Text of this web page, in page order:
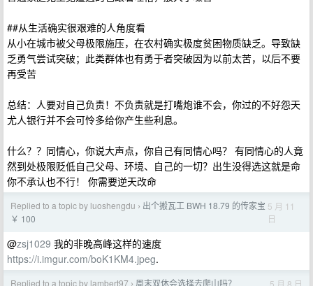
##从生活确实很艰难的人角度看
从小在城市被父母极限施压，在农村确实极度贫困物质缺乏。导致缺
乏勇气尝试突破；此类群体也有勇于者突破因为以前太苦，以后不要
再受苦
总结：人要对自己负责！不负责就是打嘴炮谁不会，你过的不好怨天
尤人银行并不会可怜多给你产生些利息。
什么？？同情心，你说大声点，你自己有同情心吗？ 有同情心的人竟
然到处极限贬低自己父母、环境、自己的一切？出生没得选这就是命
你不承认也不行！ 你需要逆天改命
Replied to a topic by luoshengdu › 出个搬瓦工 BWH 18.79 的传家宝
￥ 100
5 月 11
日
@zsj1029 我的非晚高峰这样的速度
https://i.imgur.com/boK1KM4.jpeg.
Replied to a topic by lambert97 › 周末双休会选择去爬山吗？ 5 月 8 日